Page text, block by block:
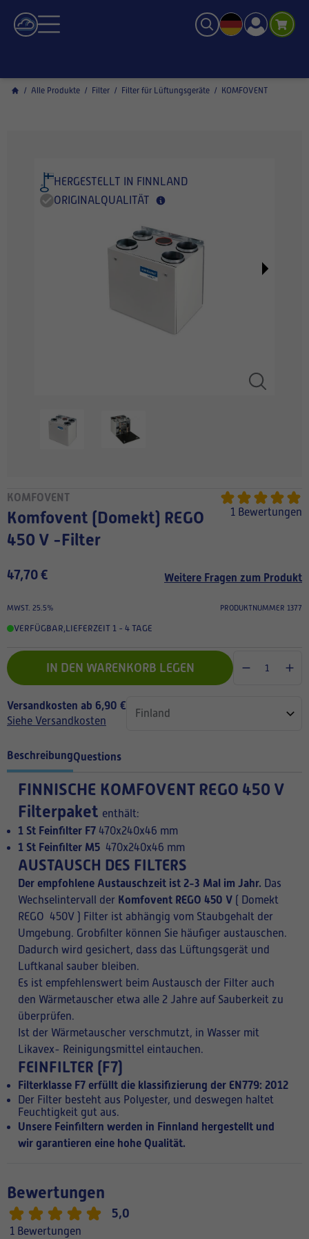
/ Alle Produkte / Filter / Filter für Lüftungsgeräte / KOMFOVENT
HERGESTELLT IN FINNLAND
ORIGINALQUALITÄT
KOMFOVENT
Komfovent (Domekt) REGO
450 V -Filter
1 Bewertungen
47,70 € Weitere Fragen zum Produkt
MWST. 25.5% PRODUKTNUMMER 1377
VERFÜGBAR,LIEFERZEIT 1 - 4 TAGE
IN DEN WARENKORB LEGEN
Versandkosten ab 6,90 €
Siehe Versandkosten
BeschreibungQuestions
FINNISCHE KOMFOVENT REGO 450 V
Filterpaket enthält:
1 St Feinfilter F7 470x240x46 mm
1 St Feinfilter M5 470x240x46 mm
AUSTAUSCH DES FILTERS
Der empfohlene Austauschzeit ist 2-3 Mal im Jahr. Das
Wechselintervall der Komfovent REGO 450 V ( Domekt
REGO 450V ) Filter ist abhängig vom Staubgehalt der
Umgebung. Grobfilter können Sie häufiger austauschen.
Dadurch wird gesichert, dass das Lüftungsgerät und
Luftkanal sauber bleiben.
Es ist empfehlenswert beim Austausch der Filter auch
den Wärmetauscher etwa alle 2 Jahre auf Sauberkeit zu
überprüfen.
Ist der Wärmetauscher verschmutzt, in Wasser mit
Likavex- Reinigungsmittel eintauchen.
FEINFILTER (F7)
Filterklasse F7 erfüllt die klassifizierung der EN779: 2012
Der Filter besteht aus Polyester, und deswegen haltet
Feuchtigkeit gut aus.
Unsere Feinfiltern werden in Finnland hergestellt und
wir garantieren eine hohe Qualität.
Bewertungen
5,0
1 Bewertungen